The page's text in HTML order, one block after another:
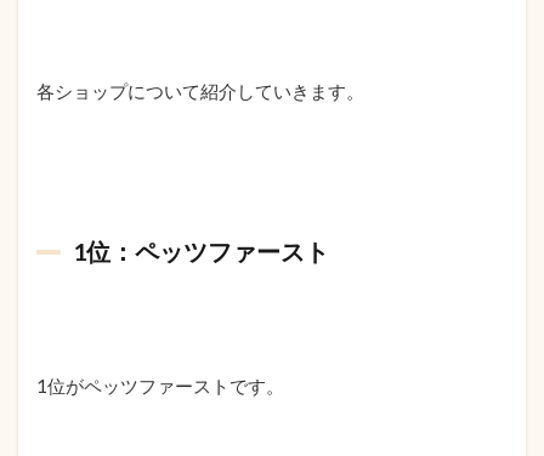
各ショップについて紹介していきます。
1位：ペッツファースト
1位がペッツファーストです。